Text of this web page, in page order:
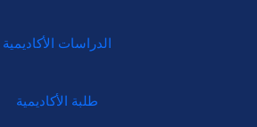
الدراسات الأكاديمية
طلبة الأكاديمية